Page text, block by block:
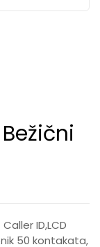
ID,LCD
50 kontakata,